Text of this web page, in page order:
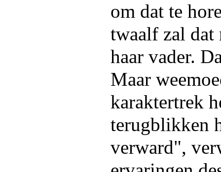
om dat te
twaalf zal dat
haar vader.
Maar
karaktertrek
terugblikken
verward",